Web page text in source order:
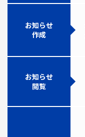
お知らせ
作成
お知らせ
閲覧